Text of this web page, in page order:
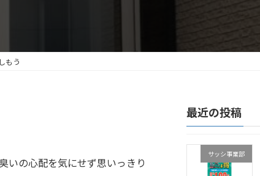
もう
いの心配を気にせず思いっきり
最近の投稿
サッシ事業部